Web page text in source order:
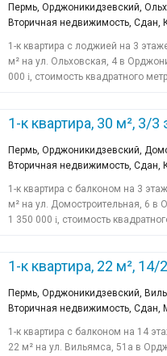
Пермь, Орджоникидзевский,
Вторичная недвижимость,
1-к квартира с лоджией на 3
м² на ул. Ольховская, 4 в
000 i, стоимость квадратного
1-к квартира, 30 м², 3/3
Пермь, Орджоникидзевский,
Вторичная недвижимость, Сдан,
1-к квартира с балконом на 3
м² на ул. Домостроительная, 6
1 350 000 i, стоимость
1-к квартира, 22 м², 14/
Пермь, Орджоникидзевский,
Вторичная недвижимость, Сдан,
1-к квартира с балконом на 14
22 м² на ул. Вильямса, 51а в